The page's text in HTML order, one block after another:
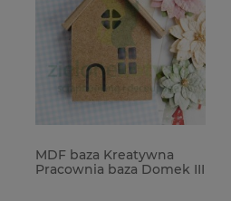
MDF baza Kreatywna
Pracownia baza Domek III